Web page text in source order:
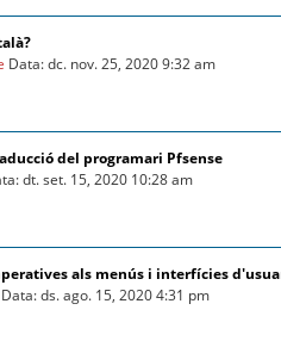
Data: dc. nov. 25, 2020 9:32 am
del programari Pfsense
dt. set. 15, 2020 10:28 am
als menús i interfícies
Data: ds. ago. 15, 2020 4:31 pm